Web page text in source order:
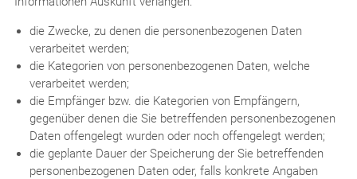
die Zwecke, zu denen die personenbezogenen Daten
verarbeitet werden;
die Kategorien von personenbezogenen Daten, welche
verarbeitet werden;
die Empfänger bzw. die Kategorien von Empfängern,
gegenüber denen die Sie betreffenden personenbezogenen
Daten offengelegt wurden oder noch offengelegt werden;
die geplante Dauer der Speicherung der Sie betreffenden
personenbezogenen Daten oder, falls konkrete Angaben